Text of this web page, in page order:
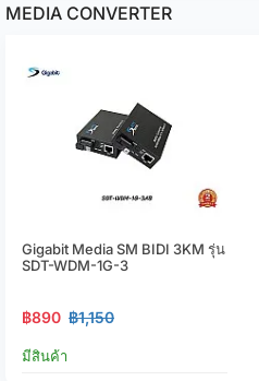
MEDIA CONVERTER
Gigabit Media SM BIDI 3KM รุ่น
SDT-WDM-1G-3
฿890 ฿1,150
มีสินค้า